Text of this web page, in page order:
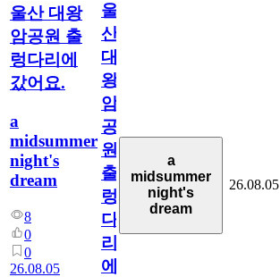
울산 대왕
암공원 출
렁다리에
갔어요.
a
midsummer
night's
dream
8
0
0
26.08.05
울
산
대
왕
암
공
원
출
렁
다
리
에
a
midsummer
night's
dream
26.08.05